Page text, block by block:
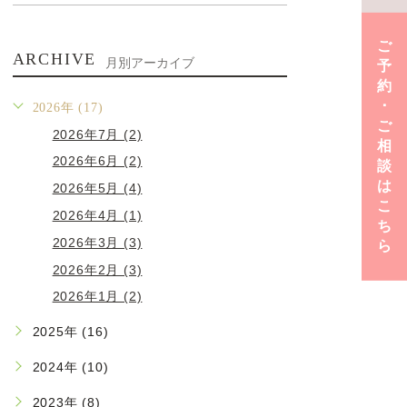
ご
予
約
･
ご
相
談
は
こ
ち
ら
ARCHIVE 月別アーカイブ
2026年 (17)
2026年7月 (2)
2026年6月 (2)
2026年5月 (4)
2026年4月 (1)
2026年3月 (3)
2026年2月 (3)
2026年1月 (2)
2025年 (16)
2024年 (10)
2023年 (8)